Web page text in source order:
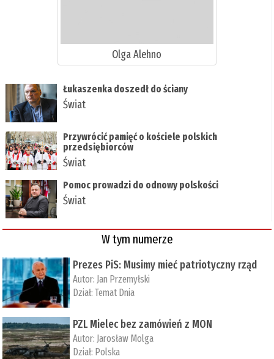
Olga Alehno
Łukaszenka doszedł do ściany
Świat
Przywrócić pamięć o kościele polskich
przedsiębiorców
Świat
Pomoc prowadzi do odnowy polskości
Świat
W tym numerze
Prezes PiS: Musimy mieć patriotyczny rząd
Autor: Jan Przemyłski
Dział:Temat Dnia
PZL Mielec bez zamówień z MON
Autor: Jarosław Molga
Dział: Polska